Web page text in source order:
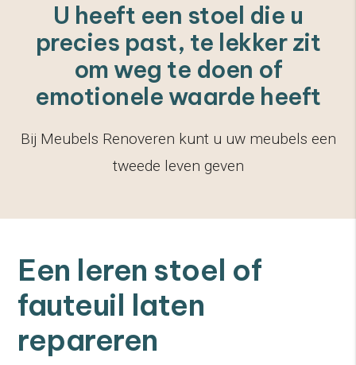
U heeft een stoel die u
precies past, te lekker zit
om weg te doen of
emotionele waarde heeft
Bij Meubels Renoveren kunt u uw meubels een
tweede leven geven
Een leren stoel of
fauteuil laten
repareren